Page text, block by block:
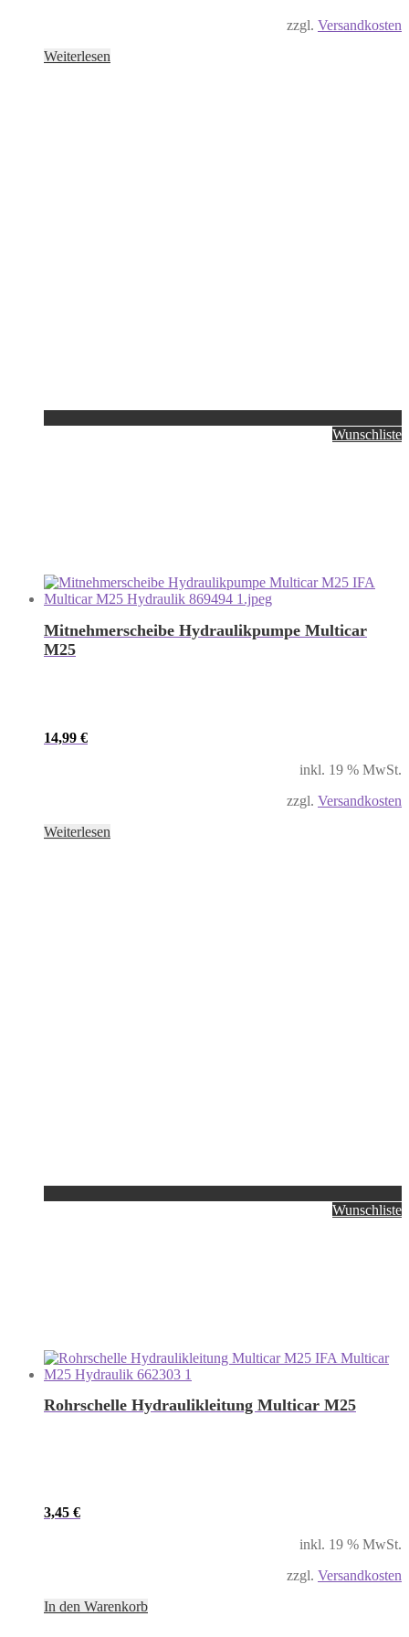
zzgl. Versandkosten
Weiterlesen
Wunschliste
Mitnehmerscheibe Hydraulikpumpe Multicar
M25
14,99 €
inkl. 19 % MwSt.
zzgl. Versandkosten
Weiterlesen
Wunschliste
Rohrschelle Hydraulikleitung Multicar M25
3,45 €
inkl. 19 % MwSt.
zzgl. Versandkosten
In den Warenkorb